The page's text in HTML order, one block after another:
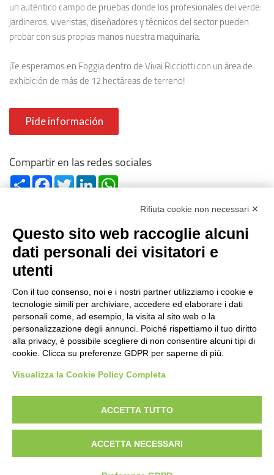
un auténtico campo de pruebas donde los profesionales del verde:
jardineros, viveristas, diseñadores y técnicos del sector pueden
probar con sus propias manos nuestra maquinaria.
¡Te esperamos en Foggia dentro de Vivai Ricciotti con un área de
exhibición de más de 12 hectáreas de terreno!
Pide información
Compartir en las redes sociales
Share FacebookTwitterLinkedIn
Reg. Impr. C.C.I.A.A. 01996640239 -
R.E.A. 210602 - Cod. Fisc.
Partita Iva 01996640239
Capitale Sociale 1.500.000 i.v.
Información
FAQ
Rifiuta cookie non necessari ✕
Questo sito web raccoglie alcuni
dati personali dei visitatori e
utenti
Con il tuo consenso, noi e i nostri partner utilizziamo i cookie e
tecnologie simili per archiviare, accedere ed elaborare i dati
personali come, ad esempio, la visita al sito web o la
personalizzazione degli annunci. Poiché rispettiamo il tuo diritto
alla privacy, è possibile scegliere di non consentire alcuni tipi di
cookie. Clicca su preferenze GDPR per saperne di più.
Visualizza la Cookie Policy Completa
ACCETTA TUTTO
ACCETTA NECESSARI